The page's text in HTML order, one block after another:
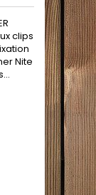
clips
Nite